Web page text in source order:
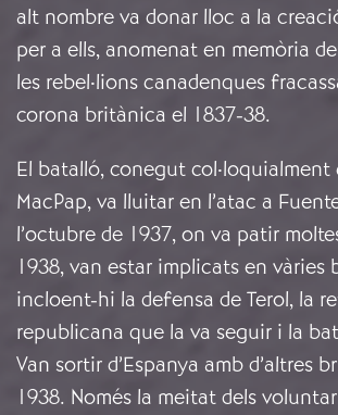
alt nombre va donar lloc a la
per a ells, anomenat en memòria
les rebel·lions canadenques
corona britànica el 1837-38.
El batalló, conegut col·loquialment
MacPap, va lluitar en l’atac a
l’octubre de 1937, on va patir
1938, van estar implicats en vàries
incloent-hi la defensa de Terol, la
republicana que la va seguir i la
Van sortir d’Espanya amb d’altres
1938. Només la meitat dels